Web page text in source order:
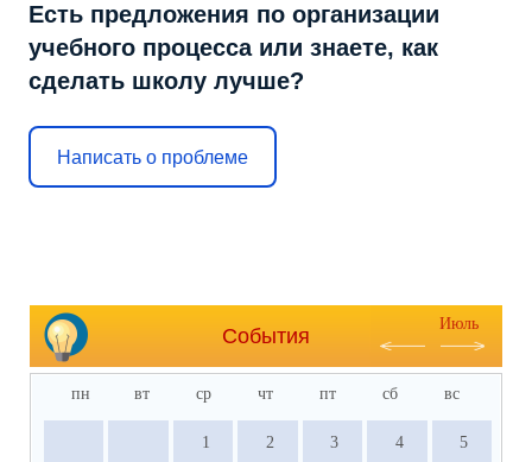
Есть предложения по организации
учебного процесса или знаете, как
сделать школу лучше?
Написать о проблеме
События
Июль
пн вт ср чт пт сб вс
1 2 3 4 5